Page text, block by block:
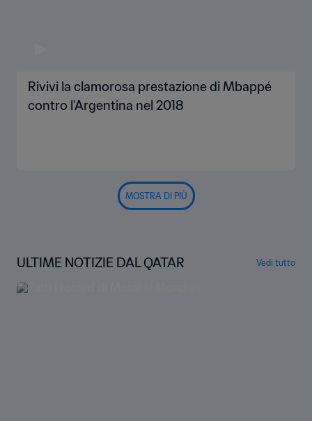
Rivivi la clamorosa prestazione di Mbappé
contro l'Argentina nel 2018
MOSTRA DI PIÙ
ULTIME NOTIZIE DAL QATAR Vedi tutto